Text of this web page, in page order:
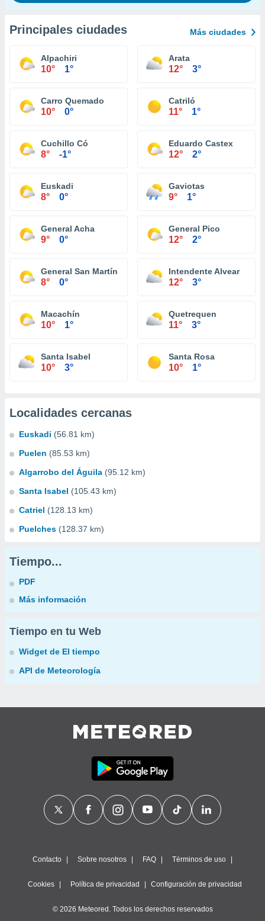
Principales ciudades Más ciudades
Alpachiri
10° 1°
Arata
12° 3°
Carro Quemado
10° 0°
Catriló
11° 1°
Cuchillo Có
8° -1°
Eduardo Castex
12° 2°
Euskadi
8° 0°
Gaviotas
9° 1°
General Acha
9° 0°
General Pico
12° 2°
General San Martín
8° 0°
Intendente Alvear
12° 3°
Macachín
10° 1°
Quetrequen
11° 3°
Santa Isabel
10° 3°
Santa Rosa
10° 1°
Localidades cercanas
Euskadi (56.81 km)
Puelen (85.53 km)
Algarrobo del Águila (95.12 km)
Santa Isabel (105.43 km)
Catriel (128.13 km)
Puelches (128.37 km)
Tiempo...
PDF
Más información
Tiempo en tu Web
Widget de El tiempo
API de Meteorología
Contacto Sobre nosotros FAQ Términos de uso
Cookies Política de privacidad Configuración de privacidad
© 2026 Meteored. Todos los derechos reservados